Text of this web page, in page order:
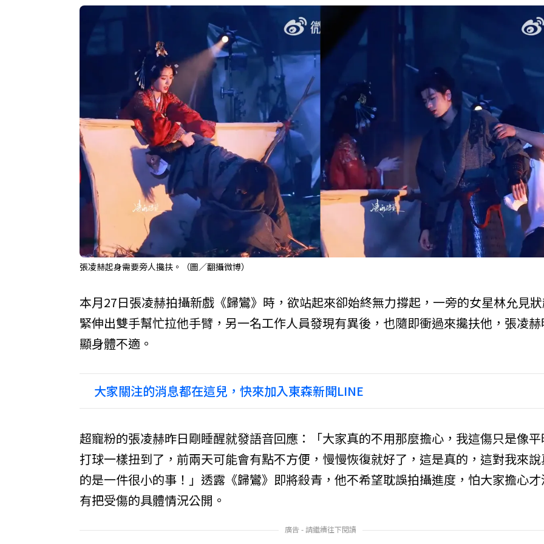
張凌赫起身需要旁人攙扶。（圖／翻攝微博）
本月27日張凌赫拍攝新戲《歸鸞》時，欲站起來卻始終無力撐起，一旁的女星林允見
緊伸出雙手幫忙拉他手臂，另一名工作人員發現有異後，也隨即衝過來攙扶他，張凌赫
顯身體不適。
大家關注的消息都在這兒，快來加入東森新聞LINE
超寵粉的張凌赫昨日剛睡醒就發語音回應：「大家真的不用那麼擔心，我這傷只是像平
打球一樣扭到了，前兩天可能會有點不方便，慢慢恢復就好了，這是真的，這對我來說
的是一件很小的事！」透露《歸鸞》即將殺青，他不希望耽誤拍攝進度，怕大家擔心才
有把受傷的具體情況公開。
廣告 - 請繼續往下閱讀